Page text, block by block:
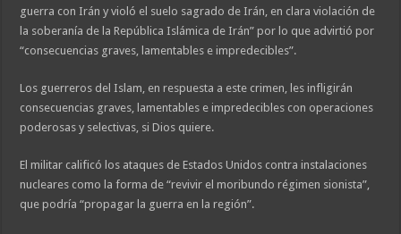
guerra con Irán y violó el suelo sagrado de Irán, en clara violación de
la soberanía de la República Islámica de Irán” por lo que advirtió por
“consecuencias graves, lamentables e impredecibles”.
Los guerreros del Islam, en respuesta a este crimen, les infligirán
consecuencias graves, lamentables e impredecibles con operaciones
poderosas y selectivas, si Dios quiere.
El militar calificó los ataques de Estados Unidos contra instalaciones
nucleares como la forma de “revivir el moribundo régimen sionista”,
que podría “propagar la guerra en la región”.